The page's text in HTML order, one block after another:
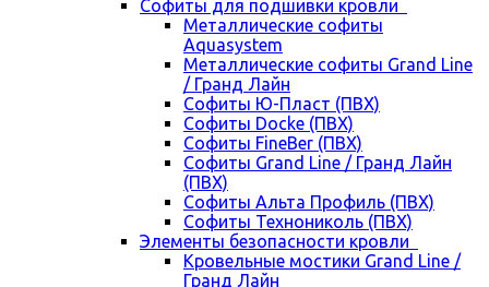
Cофиты для подшивки кровли
Металлические софиты
Aquasystem
Металлические софиты Grand Line
/ Гранд Лайн
Софиты Ю-Пласт (ПВХ)
Софиты Docke (ПВХ)
Софиты FineBer (ПВХ)
Софиты Grand Line / Гранд Лайн
(ПВХ)
Софиты Альта Профиль (ПВХ)
Софиты Технониколь (ПВХ)
Элементы безопасности кровли
Кровельные мостики Grand Line /
Гранд Лайн